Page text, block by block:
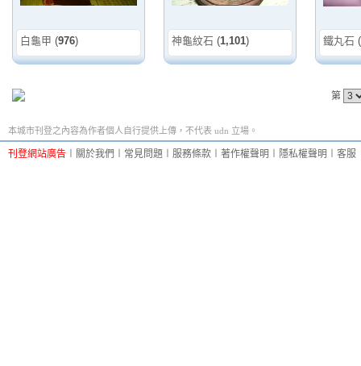
白龜甲 (976) 神龜紋石 (1,101) 鐵丸石 (
第
本城市刊登之內容為作者個人自行提供上傳，不代表 udn 立場。
刊登網站廣告 關於我們 常見問題 服務條款 著作權聲明 隱私權聲明 客服